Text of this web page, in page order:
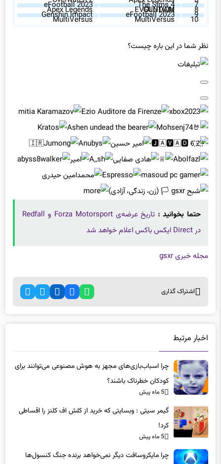
7
The Sims 4
eFootball 2023 8
GUNDAM EVOLUTION
Apex Legends 9
eFootball 2023
Genshin Impact 10
MultiVersus
MultiVersus
نظر شما در این باره چیست؟
حتما بخوانید :
تاریخ عرضه‌ی Forza Motorsport و Redfall
در Direct ایکس باکس اعلام خواهد شد
مجله خبری gsxr
اشتراک گذاری
اخبار مرتبط
چرا اسباب‌بازی‌های مجهز به هوش مصنوعی می‌توانند برای
کودکان خطرناک باشند؟
5 ماه پیش
گیمر سیتی : وبسایتی که خرید از کلش اف کلنز را اقساطی
کرد!
5 ماه پیش
چرا مایکروسافت دیگر نمی‌خواهد برنده جنگ کنسول‌ها